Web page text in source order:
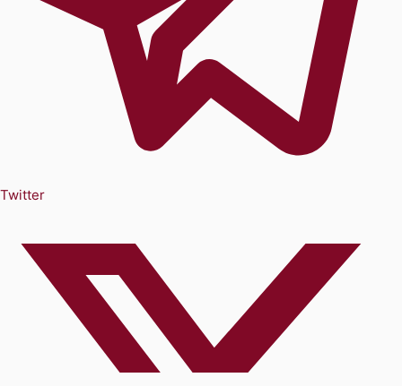
Twitter